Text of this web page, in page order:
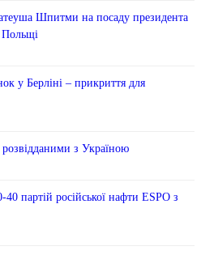
Шпитми на посаду президента
Польщі
у Берліні – прикриття для
з Україною
партій російської нафти ESPO з